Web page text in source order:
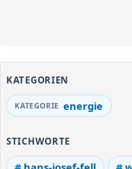
KATEGORIEN
energie
STICHWORTE